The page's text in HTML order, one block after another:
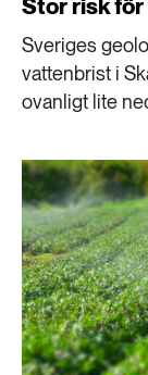
Stor risk
Sveriges
vattenbrist i
ovanligt lite